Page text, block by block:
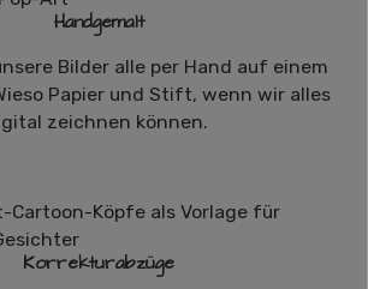
Handgemalt
Bilder alle per Hand auf einem
Papier und Stift, wenn wir alles
zeichnen können.
Korrekturabzüge